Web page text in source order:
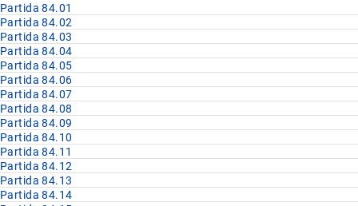
Partida 84.01
Partida 84.02
Partida 84.03
Partida 84.04
Partida 84.05
Partida 84.06
Partida 84.07
Partida 84.08
Partida 84.09
Partida 84.10
Partida 84.11
Partida 84.12
Partida 84.13
Partida 84.14